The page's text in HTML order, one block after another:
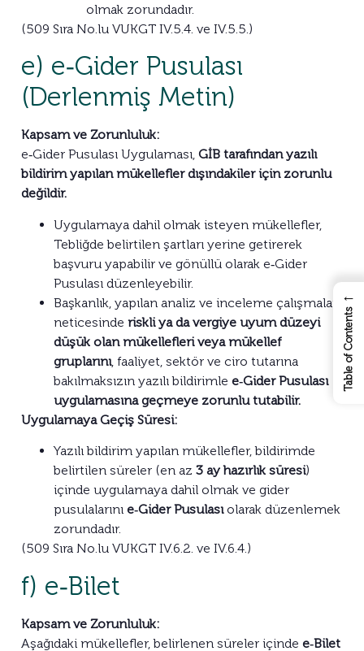
olmak zorundadır.
(509 Sıra No.lu VUKGT IV.5.4. ve IV.5.5.)
e) e‑Gider Pusulası
(Derlenmiş Metin)
Kapsam ve Zorunluluk:
e‑Gider Pusulası Uygulaması, GİB tarafından yazılı
bildirim yapılan mükellefler dışındakiler için zorunlu
değildir.
Uygulamaya dahil olmak isteyen mükellefler,
Tebliğde belirtilen şartları yerine getirerek
başvuru yapabilir ve gönüllü olarak e‑Gider
Pusulası düzenleyebilir.
Başkanlık, yapılan analiz ve inceleme çalışmaları
neticesinde riskli ya da vergiye uyum düzeyi
düşük olan mükellefleri veya mükellef
gruplarını, faaliyet, sektör ve ciro tutarına
bakılmaksızın yazılı bildirimle e‑Gider Pusulası
uygulamasına geçmeye zorunlu tutabilir.
Uygulamaya Geçiş Süresi:
Yazılı bildirim yapılan mükellefler, bildirimde
belirtilen süreler (en az 3 ay hazırlık süresi)
içinde uygulamaya dahil olmak ve gider
pusulalarını e‑Gider Pusulasıolarak düzenlemek
zorundadır.
(509 Sıra No.lu VUKGT IV.6.2. ve IV.6.4.)
f) e‑Bilet
Kapsam ve Zorunluluk:
Aşağıdaki mükellefler, belirlenen süreler içinde e‑Bilet
←
Table of Contents